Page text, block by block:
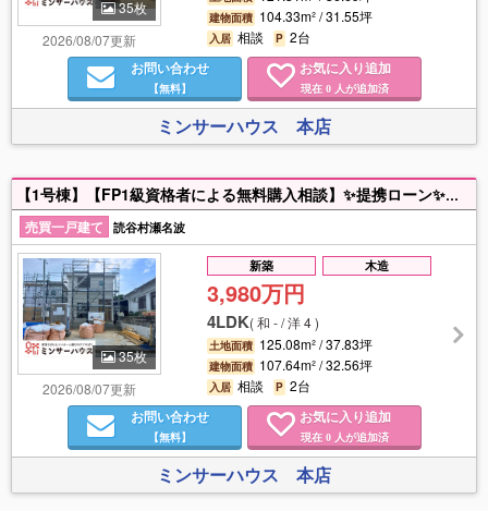
35枚
2026/08/07更新
建物面積 104.33m² / 31.55坪
入居 相談P 2台
お問い合わせ
【無料】
お気に入り追加
現在 0 人が追加済
ミンサーハウス 本店
【1号棟】【FP1級資格者による無料購入相談】✨提携ローン✨オリコン顧客満足度調査 住宅ローン「金利」「団体信用保険」部門１位の「auじぶん銀行」の対面紹介が可能です！※県内銀行、ネット銀行含め、ベストなローンをご案内します✨営業拠点✨北部～南部まで沖縄県内７拠点展開中！浦添本店、那覇久茂地店、浦添パルコ店、沖縄ライカム店、読谷ローヤルホテル店、読谷残波岬店、名護宮里店✨ミンサーハウスのこだわり✨リクルート（SUUMO）、大手金融機関などを経験した、沖縄特化の住宅・金融プロが専門性の高い情報提供にこだわって伴走します！Instagram、TikTokの総フォロワー数は「１万人以上」と「ミンサーハウス」は非常に多くのうちなんちゅに知って頂いております！※事前予約で年中２４時間、物件案内・相談可能です！
売買一戸建て
読谷村瀬名波
35枚
2026/08/07更新
新築 木造
3,980万円
4LDK(和 - / 洋 4)
土地面積 125.08m² / 37.83坪
建物面積 107.64m² / 32.56坪
入居 相談P 2台
お問い合わせ
【無料】
お気に入り追加
現在 0 人が追加済
ミンサーハウス 本店